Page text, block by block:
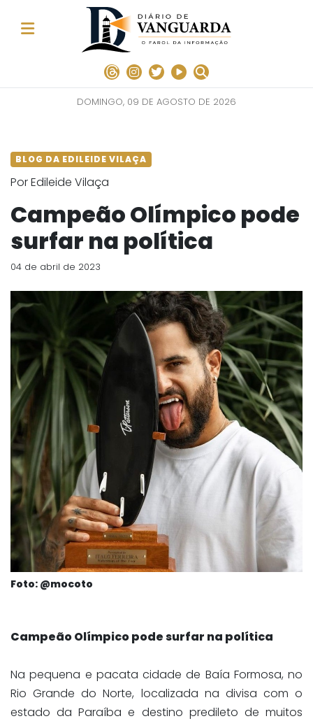
DOMINGO, 09 DE AGOSTO DE 2026
BLOG DA EDILEIDE VILAÇA
Por Edileide Vilaça
Campeão Olímpico pode
surfar na política
04 de abril de 2023
Foto: @mocoto
Campeão Olímpico pode surfar na política
Na pequena e pacata cidade de Baía Formosa, no
Rio Grande do Norte, localizada na divisa com o
estado da Paraíba e destino predileto de muitos